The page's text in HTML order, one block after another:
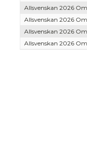
Allsvenskan 2026
Allsvenskan 2026
Allsvenskan 2026
Allsvenskan 2026